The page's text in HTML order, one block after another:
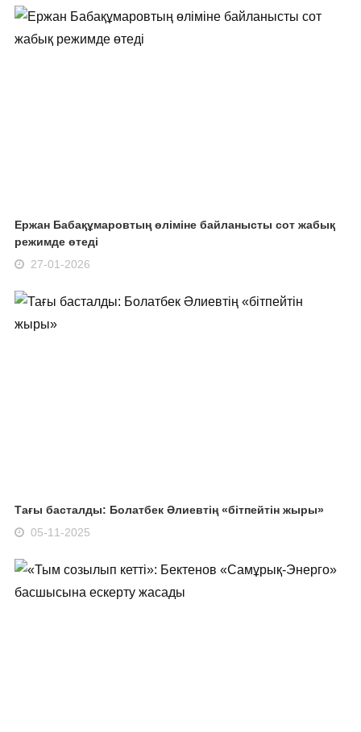
Ержан Бабақұмаровтың өліміне байланысты сот жабық
режимде өтеді
27-01-2026
Тағы басталды: Болатбек Әлиевтің «бітпейтін жыры»
05-11-2025